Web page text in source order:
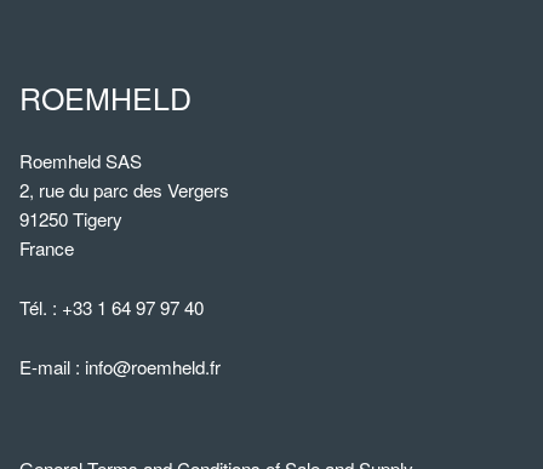
ROEMHELD
Roemheld SAS
2, rue du parc des Vergers
91250 Tigery
France
Tél. : +33 1 64 97 97 40
E-mail : info@roemheld.fr